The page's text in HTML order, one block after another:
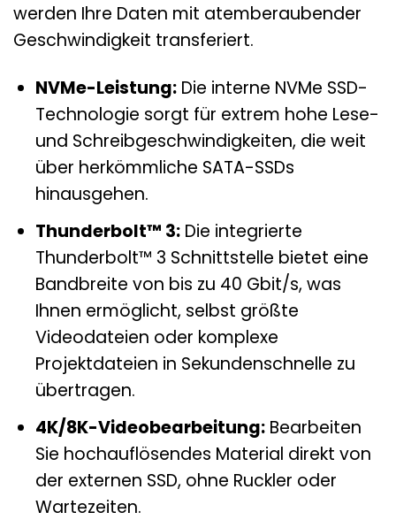
werden Ihre Daten mit atemberaubender
Geschwindigkeit transferiert.
NVMe-Leistung:Die interne NVMe SSD-
Technologie sorgt für extrem hohe Lese-
und Schreibgeschwindigkeiten, die weit
über herkömmliche SATA-SSDs
hinausgehen.
Thunderbolt™ 3:Die integrierte
Thunderbolt™ 3 Schnittstelle bietet eine
Bandbreite von bis zu 40 Gbit/s, was
Ihnen ermöglicht, selbst größte
Videodateien oder komplexe
Projektdateien in Sekundenschnelle zu
übertragen.
4K/8K-Videobearbeitung:Bearbeiten
Sie hochauflösendes Material direkt von
der externen SSD, ohne Ruckler oder
Wartezeiten.